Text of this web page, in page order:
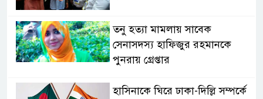
তনু হত্যা মামলায় সাবেক
সেনাসদস্য হাফিজুর রহমানকে
পুনরায় গ্রেপ্তার
হাসিনাকে ঘিরে ঢাকা-দিল্লি সম্পর্কে